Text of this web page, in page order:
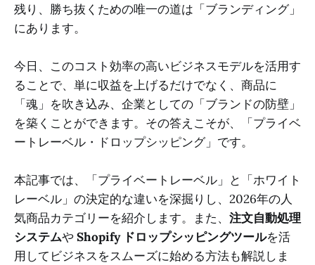
残り、勝ち抜くための唯一の道は「ブランディング」
にあります。
今日、このコスト効率の高いビジネスモデルを活用す
ることで、単に収益を上げるだけでなく、商品に
「魂」を吹き込み、企業としての「ブランドの防壁」
を築くことができます。その答えこそが、「プライベ
ートレーベル・ドロップシッピング」です。
本記事では、「プライベートレーベル」と「ホワイト
レーベル」の決定的な違いを深掘りし、2026年の人
気商品カテゴリーを紹介します。また、 注文自動処理
システムやShopify ドロップシッピングツールを活
用してビジネスをスムーズに始める方法も解説しま